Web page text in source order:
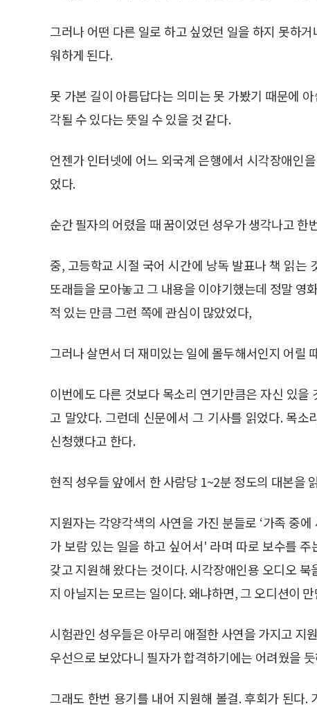
그러나 어떤 다른 일로 하고 싶었던 일을 하지 못하
워하게 된다.
못 가본 길이 아름답다는 의미는 못 가봤기 때문에
각될 수 있다는 뜻일 수 있을 것 같다.
언젠가 인터넷에 어느 외국계 은행에서 시각장애인
었다.
순간 필자의 어렸을 때 꿈이었던 성우가 생각나고 한
중, 고등학교 시절 국어 시간에 낭독 발표나 책 읽는
또래들을 모아놓고 그 내용을 이야기했는데 정말 영
적 있는 만큼 그런 쪽에 관심이 많았었다,
그러나 살면서 더 재미있는 일에 몰두해서인지 어릴
이번에도 다른 것보다 목소리 연기만큼은 자신 있
고 말았다. 그런데 신문에서 그 기사를 읽었다. 목
신청했다고 한다.
현직 성우들 앞에서 한 사람당 1~2분 정도의 대본을
지원자는 각양각색의 사연을 가진 분들로 ‘가족 중에
가 보람 있는 일을 하고 싶어서' 라며 따로 보수를
갖고 지원해 왔다는 것이다. 시각장애인용 오디오
지 아닐지는 모르는 일이다. 왜냐하면, 그 오디션이
시험관인 성우들은 아무리 애절한 사연을 가지고 지
우선으로 보았다니 필자가 합격하기에는 어려웠을
그래도 한번 용기를 내어 지원해 볼걸. 후회가 된다